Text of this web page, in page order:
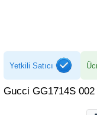
Yetkili Satıcı
Gucci GG1714S